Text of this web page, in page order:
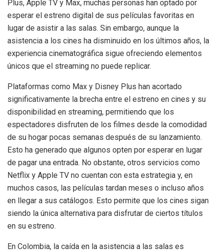
Plus, Apple TV y Max, muchas personas han optado por
esperar el estreno digital de sus películas favoritas en
lugar de asistir a las salas. Sin embargo, aunque la
asistencia a los cines ha disminuido en los últimos años, la
experiencia cinematográfica sigue ofreciendo elementos
únicos que el streaming no puede replicar.
Plataformas como Max y Disney Plus han acortado
significativamente la brecha entre el estreno en cines y su
disponibilidad en streaming, permitiendo que los
espectadores disfruten de los filmes desde la comodidad
de su hogar pocas semanas después de su lanzamiento.
Esto ha generado que algunos opten por esperar en lugar
de pagar una entrada. No obstante, otros servicios como
Netflix y Apple TV no cuentan con esta estrategia y, en
muchos casos, las películas tardan meses o incluso años
en llegar a sus catálogos. Esto permite que los cines sigan
siendo la única alternativa para disfrutar de ciertos títulos
en su estreno.
En Colombia, la caída en la asistencia a las salas es